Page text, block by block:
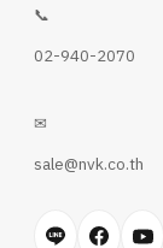
📞
02-940-2070
✉
sale@nvk.co.th